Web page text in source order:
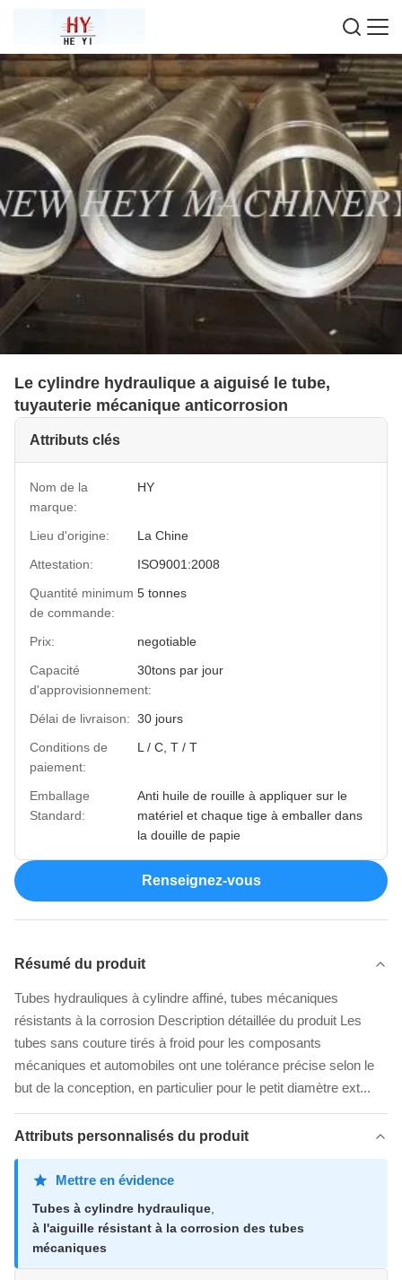
Le cylindre hydraulique a aiguisé le tube,
tuyauterie mécanique anticorrosion
Attributs clés
Nom de la
marque:
HY
Lieu d'origine:
La Chine
Attestation:
ISO9001:2008
Quantité minimum
de commande:
5 tonnes
Prix:
negotiable
Capacité
d'approvisionnement:
30tons par jour
Délai de livraison: 30 jours
Conditions de
paiement:
L / C, T / T
Emballage
Standard:
Anti huile de rouille à appliquer sur le
matériel et chaque tige à emballer dans
la douille de papie
Renseignez-vous
Résumé du produit
Tubes hydrauliques à cylindre affiné, tubes mécaniques
résistants à la corrosion Description détaillée du produit Les
tubes sans couture tirés à froid pour les composants
mécaniques et automobiles ont une tolérance précise selon le
but de la conception, en particulier pour le petit diamètre ext...
Attributs personnalisés du produit
Mettre en évidence
Tubes à cylindre hydraulique,
à l'aiguille résistant à la corrosion des tubes
mécaniques